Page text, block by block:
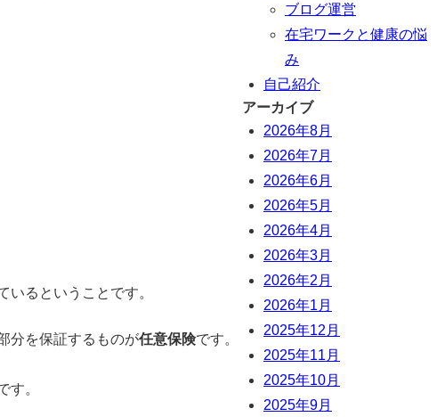
るということです。
分を保証するものが任意保険です。
す。
ブログ運営
在宅ワークと健康の悩
み
自己紹介
アーカイブ
2026年8月
2026年7月
2026年6月
2026年5月
2026年4月
2026年3月
2026年2月
2026年1月
2025年12月
2025年11月
2025年10月
2025年9月